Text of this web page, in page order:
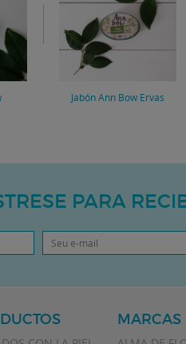
Jabón Ann Bow Ervas
PARA
MARCAS